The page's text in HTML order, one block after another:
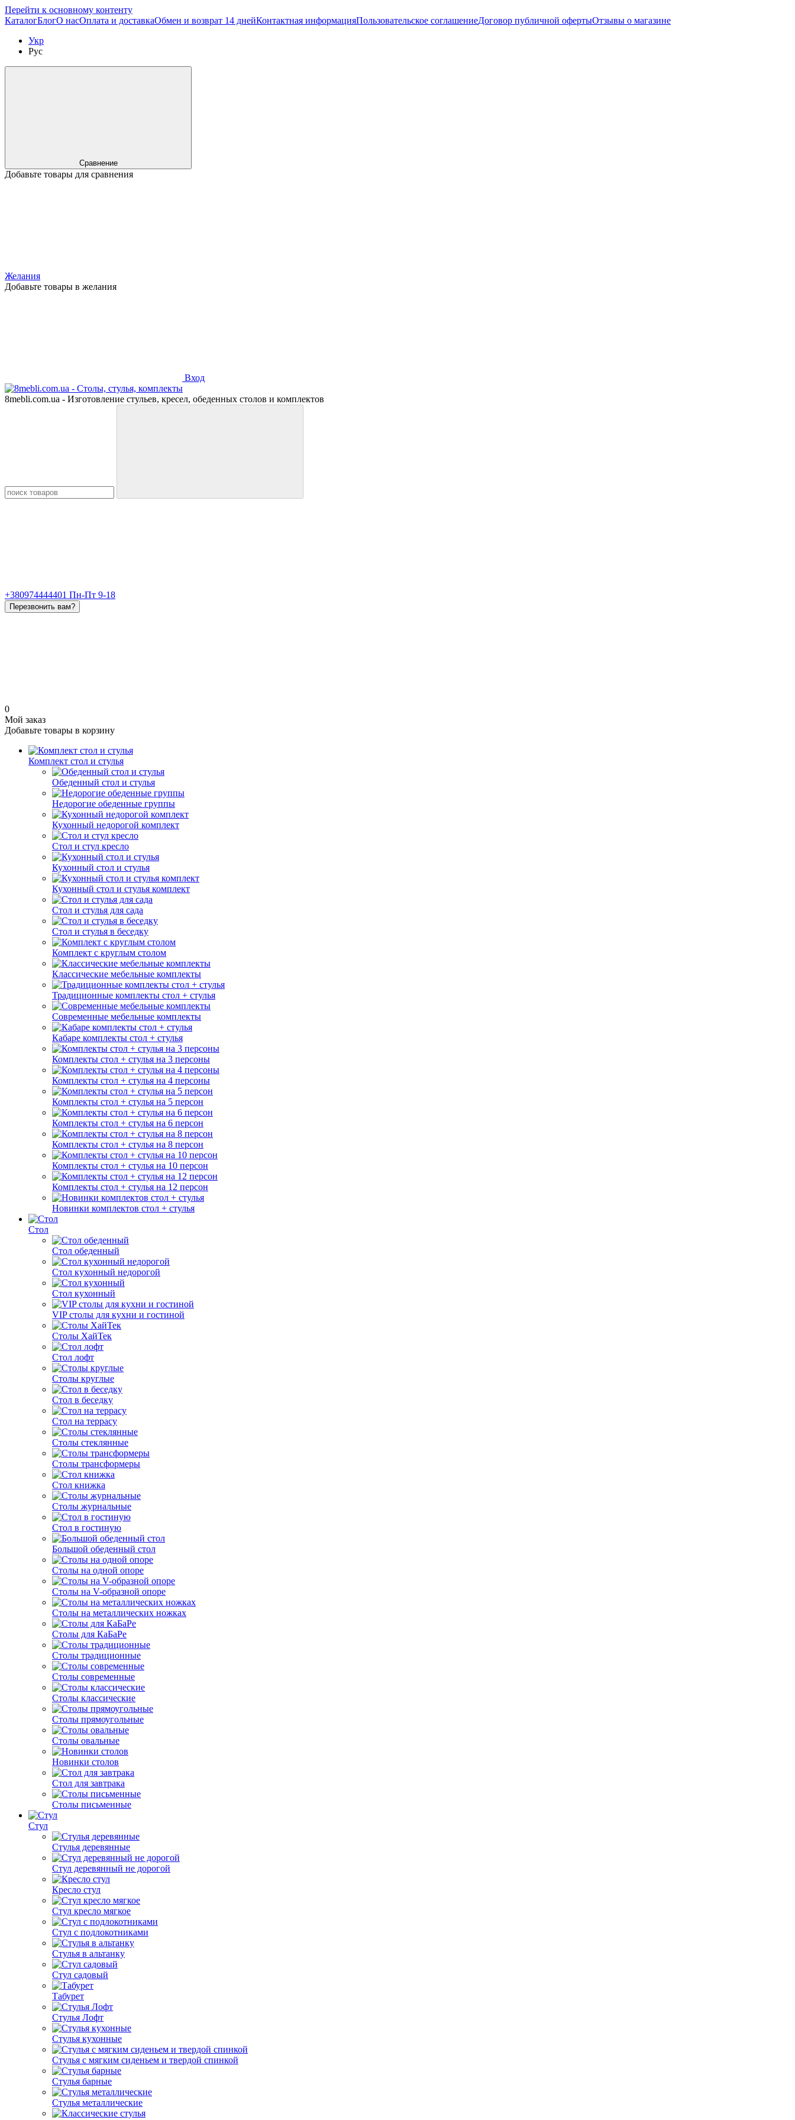
Перейти к основному контенту
КаталогБлогО насОплата и доставкаОбмен и возврат 14 днейКонтактная информацияПользовательское соглашениеДоговор публичной офертыОтзывы о магазине
Укр
Рус
Сравнение
Добавьте товары для сравнения
Желания
Добавьте товары в желания
Вход
8mebli.com.ua - Изготовление стульев, кресел, обеденных столов и комплектов
+380974444401 Пн-Пт 9-18
Перезвонить вам?
0
Мой заказ
Добавьте товары в корзину
Комплект стол и стулья
Обеденный стол и стулья
Недорогие обеденные группы
Кухонный недорогой комплект
Стол и стул кресло
Кухонный стол и стулья
Кухонный стол и стулья комплект
Стол и стулья для сада
Стол и стулья в беседку
Комплект с круглым столом
Классические мебельные комплекты
Традиционные комплекты стол + стулья
Современные мебельные комплекты
Кабаре комплекты стол + стулья
Комплекты стол + стулья на 3 персоны
Комплекты стол + стулья на 4 персоны
Комплекты стол + стулья на 5 персон
Комплекты стол + стулья на 6 персон
Комплекты стол + стулья на 8 персон
Комплекты стол + стулья на 10 персон
Комплекты стол + стулья на 12 персон
Новинки комплектов стол + стулья
Стол
Стол обеденный
Стол кухонный недорогой
Стол кухонный
VIP столы для кухни и гостиной
Столы ХайТек
Стол лофт
Столы круглые
Стол в беседку
Стол на террасу
Столы стеклянные
Столы трансформеры
Стол книжка
Столы журнальные
Стол в гостиную
Большой обеденный стол
Столы на одной опоре
Столы на V-образной опоре
Столы на металлических ножках
Столы для КаБаРе
Столы традиционные
Столы современные
Столы классические
Столы прямоугольные
Столы овальные
Новинки столов
Стол для завтрака
Столы письменные
Стул
Стулья деревянные
Стул деревянный не дорогой
Кресло стул
Стул кресло мягкое
Стул с подлокотниками
Стулья в альтанку
Стул садовый
Табурет
Стулья Лофт
Стулья кухонные
Стулья с мягким сиденьем и твердой спинкой
Стулья барные
Стулья металлические